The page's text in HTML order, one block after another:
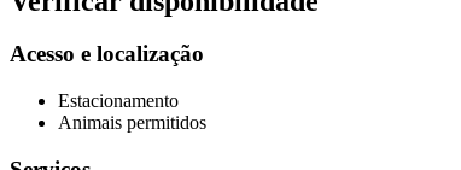
Acesso e localização
Estacionamento
Animais permitidos